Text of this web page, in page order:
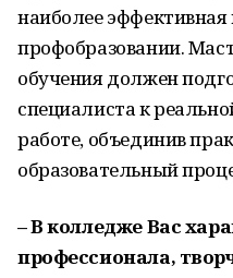
наиболее эффективная
профобразовании.
обучения должен
специалиста к
работе, объединив
образовательный
– В колледже Вас
профессионала,